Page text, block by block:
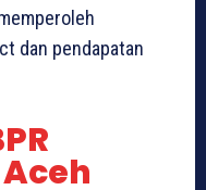
dan pendapatan